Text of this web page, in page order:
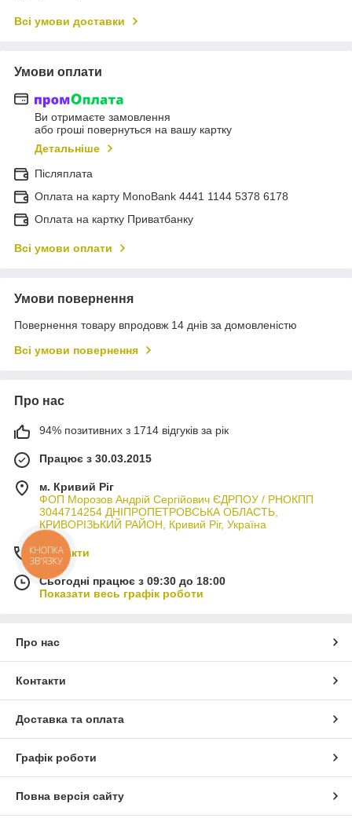
Всі умови доставки
Умови оплати
Ви отримаєте замовлення
або гроші повернуться на вашу картку
Детальніше
Післяплата
Оплата на карту MonoBank 4441 1144 5378 6178
Оплата на картку Приватбанку
Всі умови оплати
Умови повернення
Повернення товару впродовж 14 днів за домовленістю
Всі умови повернення
Про нас
94% позитивних з 1714 відгуків за рік
Працює з 30.03.2015
м. Кривий Ріг
ФОП Морозов Андрій Сергійович ЄДРПОУ / РНОКПП
3044714254 ДНІПРОПЕТРОВСЬКА ОБЛАСТЬ,
КРИВОРІЗЬКИЙ РАЙОН, Кривий Ріг, Україна
Контакти
Сьогодні працює з 09:30 до 18:00
Показати весь графік роботи
Про нас
Контакти
Доставка та оплата
Графік роботи
Повна версія сайту
КНОПКА
ЗВ'ЯЗКУ